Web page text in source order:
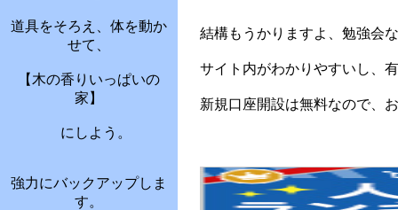
道具をそろえ、体を動か
せて、
【木の香りいっぱいの
家】
にしよう。
強力にバックアップしま
す。
結構もうかりますよ、勉強会
サイト内がわかりやすいし、
新規口座開設は無料なので、